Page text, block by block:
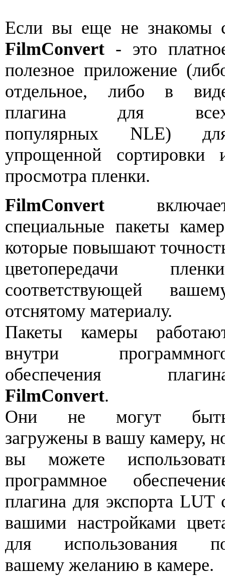
Если вы еще не знакомы
FilmConvert - это
полезное приложение
отдельное, либо в
плагина для
популярных NLE)
упрощенной сортировки
просмотра пленки.
FilmConvert
специальные пакеты
которые повышают
цветопередачи
соответствующей
отснятому материалу.
Пакеты камеры
внутри
обеспечения
FilmConvert.
Они не могут
загружены в вашу камеру,
вы можете
программное
плагина для экспорта LUT
вашими настройками
для использования
вашему желанию в камере.